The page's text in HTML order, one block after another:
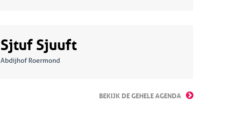
Sjtuf Sjuuft
Abdijhof Roermond
BEKIJK DE GEHELE AGENDA